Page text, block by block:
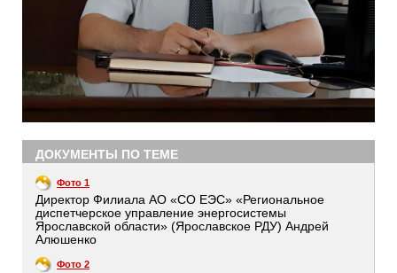
ДОКУМЕНТЫ ПО ТЕМЕ
Фото 1
Директор Филиала АО «СО ЕЭС» «Региональное
диспетчерское управление энергосистемы
Ярославской области» (Ярославское РДУ) Андрей
Алюшенко
Фото 2